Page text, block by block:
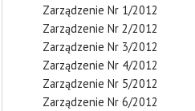
Zarządzenie Nr 1/2012
Zarządzenie Nr 2/2012
Zarządzenie Nr 3/2012
Zarządzenie Nr 4/2012
Zarządzenie Nr 5/2012
Zarządzenie Nr 6/2012